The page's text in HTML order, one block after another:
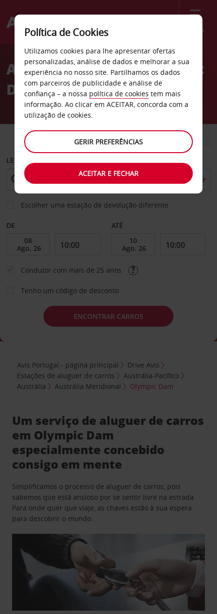
Menu
Welcome
AvisAluguer de carros Olympic
Dam
CARRO COMERCIAIS
LEVANTAR EM
Escolher uma estação de devolução diferente
DE ATÉ
Condutor com mais de 25 anos
Tenho um código de desconto
ENCONTRAR CARROS
Avis Portugal - página principal
Drive Avis
Estações de aluguer de carros
Austrália-Pacífico
Austrália
Austrália Meridional Olympic Dam
Um serviço de aluguer de carros
em Olympic Dam
especialmente concebido
consigo em mente
Simplificamos o processo de aluguer de carros, pois
sabemos que está ansioso por se sentir livre na estrada.
Para onde quer que viaje, as chaves estão à sua espera
para descobrir o mundo.
Política de Cookies
Utilizamos cookies para lhe apresentar ofertas
personalizadas, análise de dados e melhorar a sua
experiência no nosso site. Partilhamos os dados
com parceiros de publicidade e análise de
confiança – a nossa política de cookies tem mais
informação. Ao clicar em ACEITAR, concorda com a
utilização de cookies.
GERIR PREFERÊNCIAS
ACEITAR E FECHAR